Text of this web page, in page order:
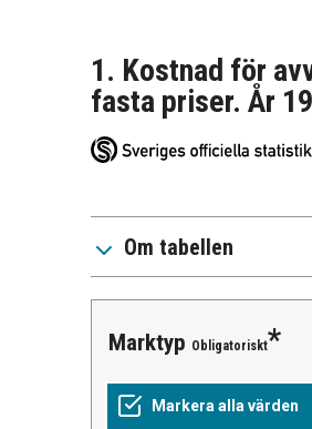
1. Kostnad för
fasta priser. År
Om tabellen
Marktyp Obligatoriskt